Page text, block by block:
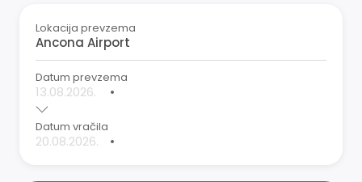
Lokacija prevzema
Datum prevzema
•
Datum vračila
•